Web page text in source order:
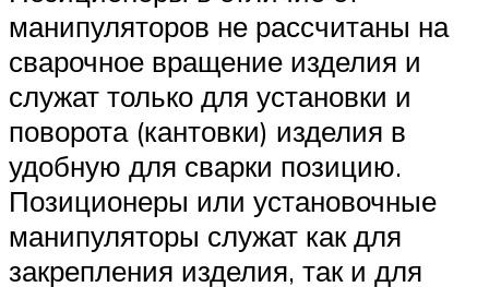
манипуляторов не рассчитаны на
сварочное вращение изделия и
служат только для установки и
поворота (кантовки) изделия в
удобную для сварки позицию.
Позиционеры или установочные
манипуляторы служат как для
закрепления изделия, так и для